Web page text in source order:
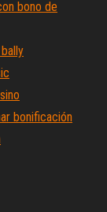
bono de
bonificación